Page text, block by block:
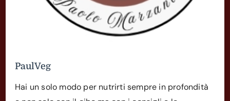
PaulVeg
Hai un solo modo per nutrirti sempre in profondità